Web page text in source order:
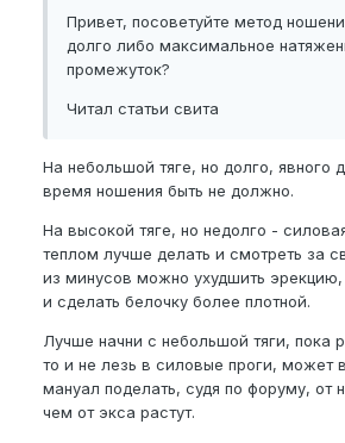
Привет, посоветуйте метод
долго либо максимальное
промежуток?
Читал статьи свита
На небольшой тяге, но долго, явного
время ношения быть не должно.
На высокой тяге, но недолго -
теплом лучше делать и смотреть за
из минусов можно ухудшить эрекцию,
и сделать белочку более плотной.
Лучше начни с небольшой тяги, пока
то и не лезь в силовые проги, может
мануал поделать, судя по форуму, от
чем от экса растут.